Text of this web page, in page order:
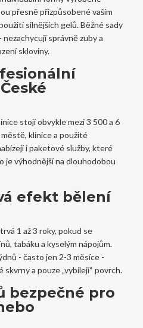
přesně přizpůsobené vašim
silnějších gelů. Běžné sady
správně zuby a
skloviny.
stojí obvykle mezi 3 500 a 6
klinice a použité
i paketové služby, které
je výhodnější na dlouhodobou
efekt bělení
1 až 3 roky, pokud se
tabáku a kyselým nápojům.
- často jen 2-3 měsíce -
a pouze „vybílejí“ povrch.
bezpečné pro